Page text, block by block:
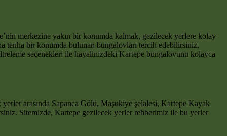
merkezine yakın bir konumda kalmak, gezilecek yerlere kolay
tenha bir konumda bulunan bungalovları tercih edebilirsiniz.
seçenekleri ile hayalinizdeki Kartepe bungalovunu kolayca
arasında Sapanca Gölü, Maşukiye şelalesi, Kartepe Kayak
Sitemizde, Kartepe gezilecek yerler rehberimiz ile bu yerler